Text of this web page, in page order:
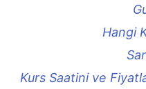
Hangi
Kurs Saatini ve